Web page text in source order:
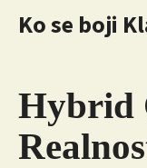
Ko se boji
Hybrid